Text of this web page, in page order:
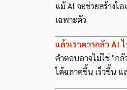
แม้ AI จะช่วยสร้าง
เฉพาะตัว
แล้วเราควรกลัว AI
คำตอบอาจไม่ใช่ "กลั
ได้ฉลาดขึ้น เร็วขึ้น